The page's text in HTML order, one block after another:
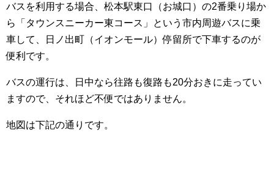
バスを利用する場合、松本駅東口（お城口）の2番乗り場か
ら「タウンスニーカー東コース」という市内周遊バスに乗
車して、日ノ出町（イオンモール）停留所で下車するのが
便利です。
バスの運行は、日中なら往路も復路も20分おきに走ってい
ますので、それほど不便ではありません。
地図は下記の通りです。